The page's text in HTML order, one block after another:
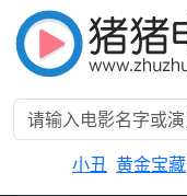
小丑 黄金宝藏